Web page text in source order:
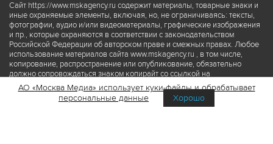
Сайт https://www.mskagency.ru содержит материалы, товарные знаки и
иные охраняемые элементы, включая, но, не ограничиваясь: тексты,
фотографии, аудио и/или видеоматериалы, графические изображения
и пр., которые охраняются в соответствии с законодательством
Российской Федерации об авторском праве и смежных правах. Любое
использование материалов сайта www.mskagency.ru , в том числе,
копирование, распространение или опубликование, обязательно
должно сопровождаться знаком копирайт со ссылкой на
правообладателя © АО «Москва Медиа», а также гиперссылкой на сайт
www.mskagency.ru как на первоисточник информации. Переработка
материалов сайта www.mskagency.ru не допускается.
АО «Москва Медиа» использует куки-файлы и обрабатывает
персональные данные
Хорошо